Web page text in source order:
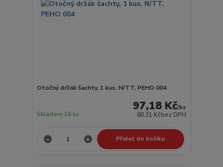
Otočný držák šachty, 1 kus, N/TT, PEHO 004
97,18 Kč/ks
80,31 Kčbez DPH
Skladem 16 ks
Přidat do košíku